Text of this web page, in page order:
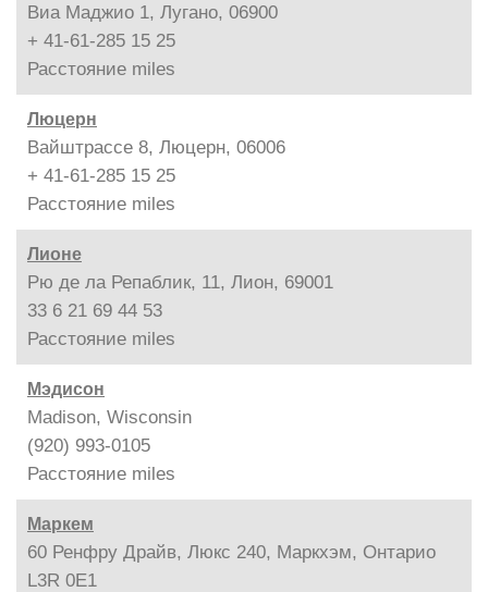
Виа Маджио 1, Лугано, 06900
+ 41-61-285 15 25
Расстояние miles
Люцерн
Вайштрассе 8, Люцерн, 06006
+ 41-61-285 15 25
Расстояние miles
Лионе
Рю де ла Репаблик, 11, Лион, 69001
33 6 21 69 44 53
Расстояние miles
Мэдисон
Madison, Wisconsin
(920) 993-0105
Расстояние miles
Маркем
60 Ренфру Драйв, Люкс 240, Маркхэм, Онтарио
L3R 0E1